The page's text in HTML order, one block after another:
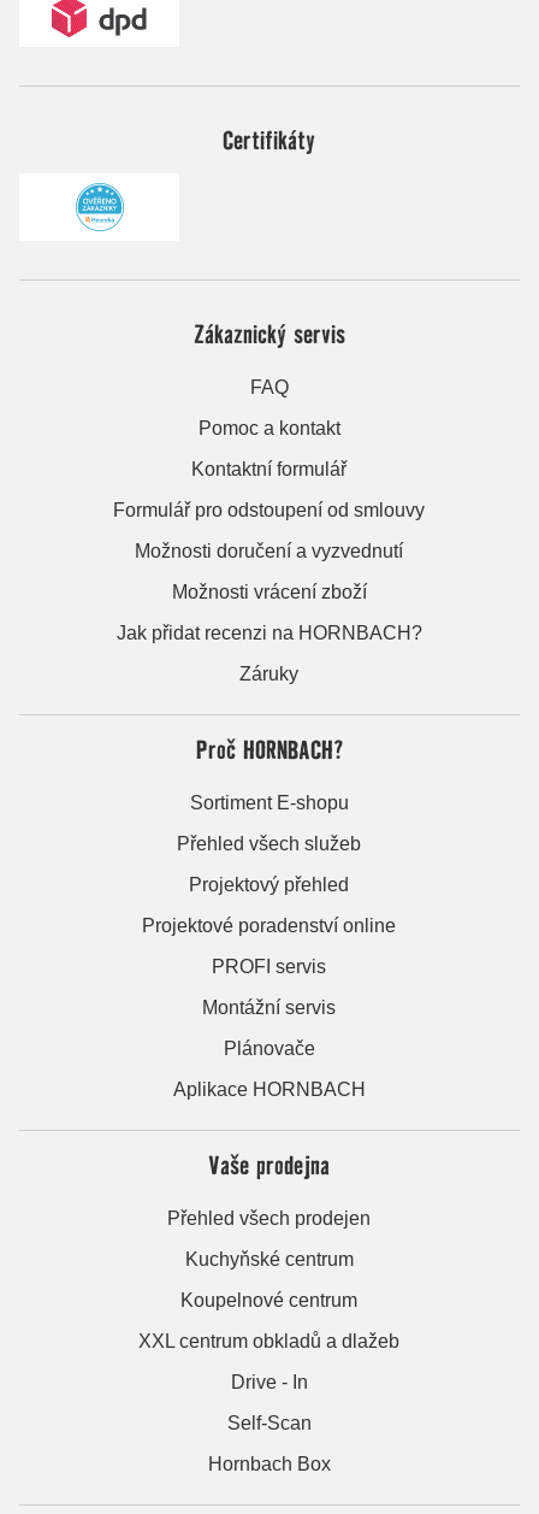
Certifikáty
Zákaznický servis
FAQ
Pomoc a kontakt
Kontaktní formulář
Formulář pro odstoupení od smlouvy
Možnosti doručení a vyzvednutí
Možnosti vrácení zboží
Jak přidat recenzi na HORNBACH?
Záruky
Proč HORNBACH?
Sortiment E-shopu
Přehled všech služeb
Projektový přehled
Projektové poradenství online
PROFI servis
Montážní servis
Plánovače
Aplikace HORNBACH
Vaše prodejna
Přehled všech prodejen
Kuchyňské centrum
Koupelnové centrum
XXL centrum obkladů a dlažeb
Drive - In
Self-Scan
Hornbach Box